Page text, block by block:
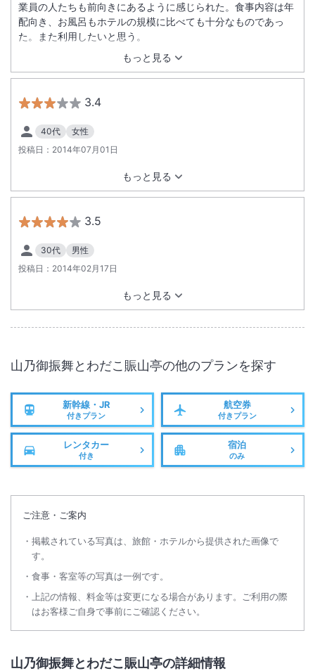
もっと見る
業員の人たちも前向きにあるように感じられた。食事内容は年
配向き、お風呂もホテルの規模に比べても十分なものであっ
た。また利用したいと思う。
3.4
40代
女性
投稿日： 2014年07月01日
もっと見る
3.5
30代
男性
投稿日： 2014年02月17日
もっと見る
山乃御振舞とわだこ賑山亭の他のプランを探す
新幹線・JR
付きプラン
航空券
付きプラン
レンタカー
付き
宿泊
のみ
ご注意・ご案内
掲載されている写真は、旅館・ホテルから提供された画像で
す。
食事・客室等の写真は一例です。
上記の情報、料金等は変更になる場合があります。ご利用の際
はお客様ご自身で事前にご確認ください。
山乃御振舞とわだこ賑山亭の詳細情報